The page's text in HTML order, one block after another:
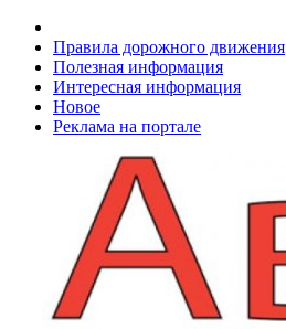
Правила дорожного движения
Полезная информация
Интересная информация
Новое
Реклама на портале